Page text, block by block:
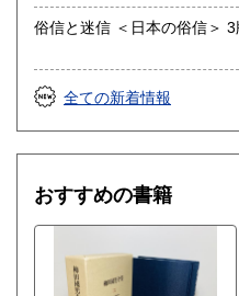
全ての新着情報
おすすめの書籍